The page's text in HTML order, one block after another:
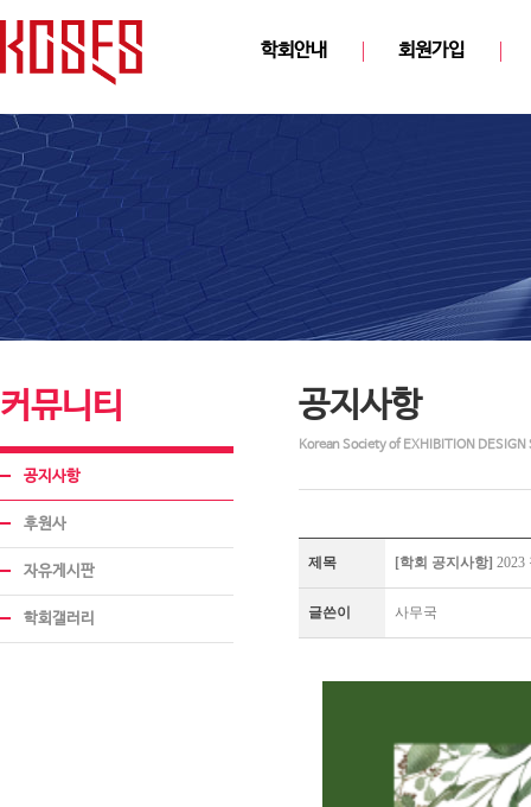
학회안내 회원가입
커뮤니티
공지사항
후원사
자유게시판
학회갤러리
공지사항
Korean Society of EXHIBITION DESIGN
제목 [학회 공지사항] 2023
글쓴이 사무국